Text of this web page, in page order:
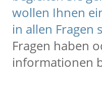
wollen Ihnen
in allen Fragen
Fragen haben
informationen